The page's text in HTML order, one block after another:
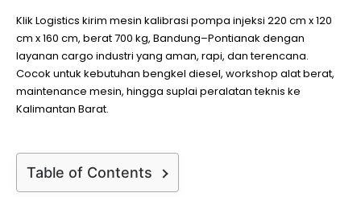
Klik Logistics kirim mesin kalibrasi pompa injeksi 220 cm x 120
cm x 160 cm, berat 700 kg, Bandung–Pontianak dengan
layanan cargo industri yang aman, rapi, dan terencana.
Cocok untuk kebutuhan bengkel diesel, workshop alat berat,
maintenance mesin, hingga suplai peralatan teknis ke
Kalimantan Barat.
Table of Contents